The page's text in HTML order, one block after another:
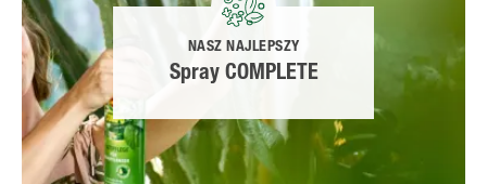
NASZ NAJLEPSZY
Spray COMPLETE